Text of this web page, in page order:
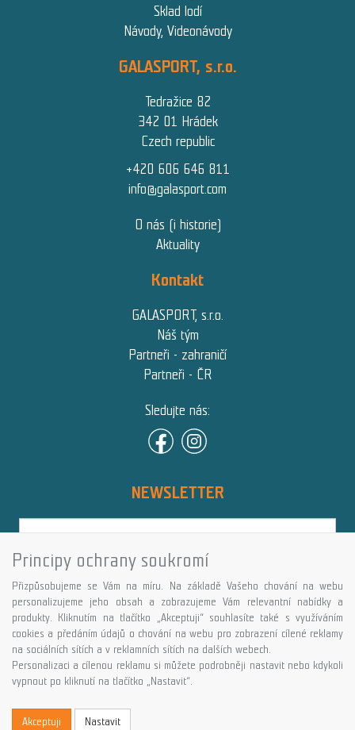
Sklad lodí
Návody, Videonávody
GALASPORT, s.r.o.
Tedražice 82
342 01 Hrádek
Czech republic
+420 606 646 811
info@galasport.com
O nás (i historie)
Aktuality
Kontakt
GALASPORT, s.r.o.
Náš tým
Partneři - zahraničí
Partneři - ČR
Sledujte nás:
NEWSLETTER
Přihlásit
Více informací o této službě
Copyright © GALASPORT, s.r.o. 2026,
powered by ABRA E-shop
Principy ochrany soukromí
Přizpůsobujeme se Vám na míru. Na základě Vašeho chování na webu
personalizujeme jeho obsah a zobrazujeme Vám relevantní nabídky a
produkty. Kliknutím na tlačítko „Akceptuji“ souhlasíte také s využíváním
cookies a předáním údajů o chování na webu pro zobrazení cílené reklamy
na sociálních sítích a v reklamních sítích na dalších webech.
Personalizaci a cílenou reklamu si můžete podrobněji nastavit nebo kdykoli
vypnout po kliknutí na tlačítko „Nastavit“.
Akceptuji Nastavit